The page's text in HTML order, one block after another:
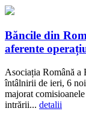
Băncile din
aferente
Asociația Română
întâlnirii de ieri, 6
majorat
intrării... detalii